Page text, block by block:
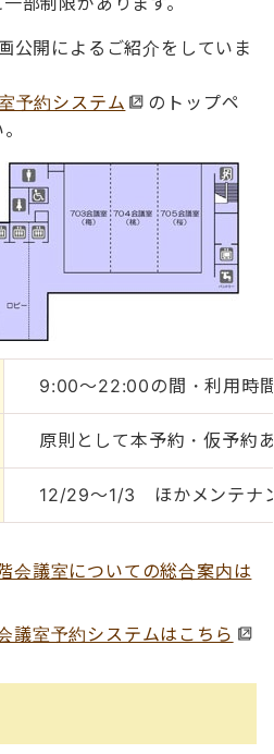
公開によるご紹介をしていま
予約システム
のトップペ
9:00～22:00の間・利用時
原則として本予約・仮予約
12/29～1/3 ほかメンテナ
議室についての総合案内は
議室予約システムはこちら